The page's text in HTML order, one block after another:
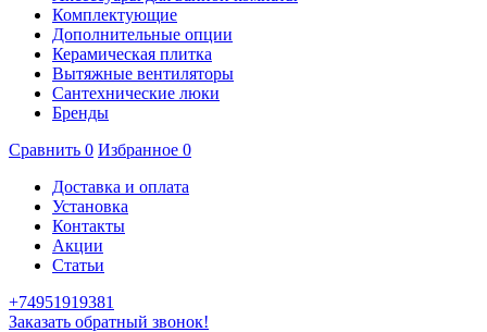
Комплектующие
Дополнительные опции
Керамическая плитка
Вытяжные вентиляторы
Сантехнические люки
Бренды
Сравнить 0 Избранное 0
Доставка и оплата
Установка
Контакты
Акции
Статьи
+74951919381
Заказать обратный звонок!